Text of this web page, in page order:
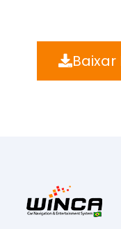
Baixar